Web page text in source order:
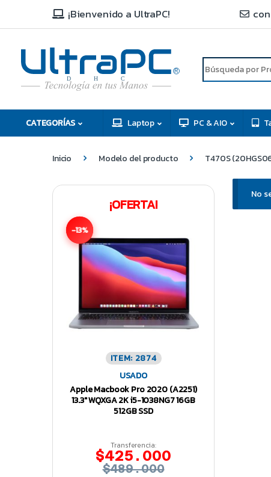
¡Bienvenido a UltraPC!
C
H
D
R
CATEGORÍAS Laptop PC & AIO
Inicio Modelo del producto T470S
No
¡OFERTA!
-13%
ITEM: 2874
USADO
Apple Macbook Pro 2020 (A2251)
13.3″ WQXGA 2K i5-1038NG7 16GB
512GB SSD
Transferencia:
$425.000
$489.000